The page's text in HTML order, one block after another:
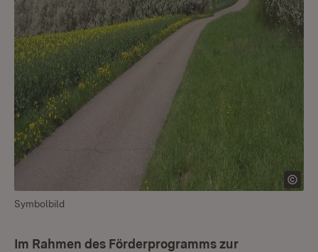
Symbolbild
Im Rahmen des Förderprogramms zur